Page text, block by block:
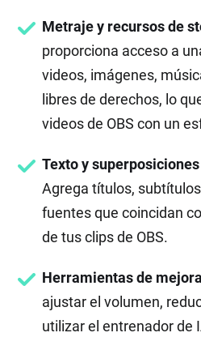
Metraje y recursos de
proporciona acceso a
videos, imágenes,
libres de derechos, lo
videos de OBS con un
Texto y
Agrega títulos,
fuentes que coincidan
de tus clips de OBS.
Herramientas de
ajustar el volumen,
utilizar el entrenador de